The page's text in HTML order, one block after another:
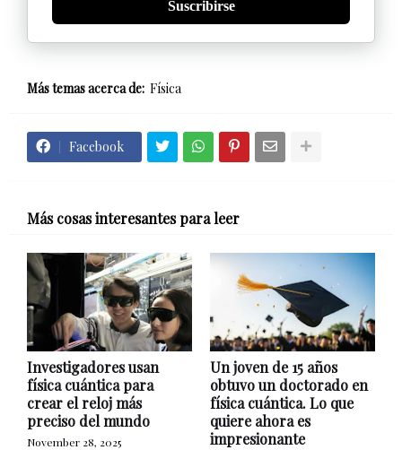
Suscribirse
Más temas acerca de: Física
Facebook
Más cosas interesantes para leer
Investigadores usan
física cuántica para
crear el reloj más
preciso del mundo
November 28, 2025
Un joven de 15 años
obtuvo un doctorado en
física cuántica. Lo que
quiere ahora es
impresionante